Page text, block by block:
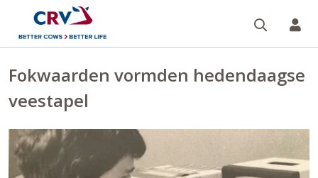
Fokwaarden vormden hedendaagse
veestapel